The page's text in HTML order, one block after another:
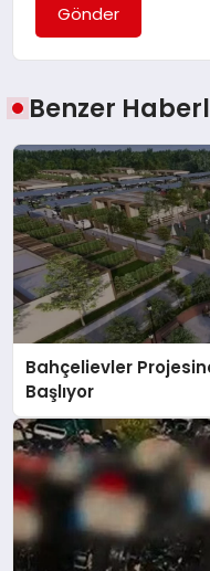
Gönder
Benzer
Bahçelievler
Başlıyor